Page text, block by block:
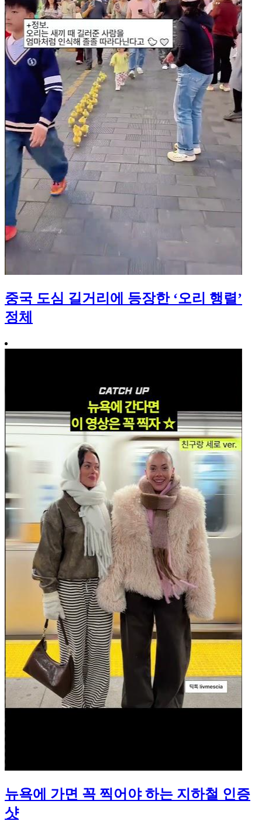
중국 도심 길거리에 등장한 ‘오리 행렬’
정체
뉴욕에 가면 꼭 찍어야 하는 지하철 인증
샷